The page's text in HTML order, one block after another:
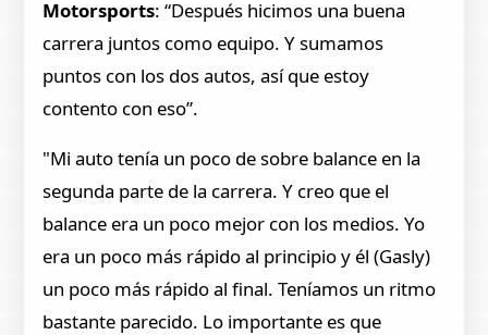
Motorsports: “Después hicimos una buena
carrera juntos como equipo. Y sumamos
puntos con los dos autos, así que estoy
contento con eso”.
"Mi auto tenía un poco de sobre balance en la
segunda parte de la carrera. Y creo que el
balance era un poco mejor con los medios. Yo
era un poco más rápido al principio y él (Gasly)
un poco más rápido al final. Teníamos un ritmo
bastante parecido. Lo importante es que